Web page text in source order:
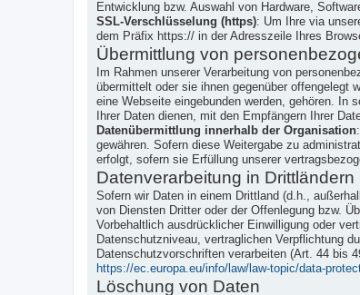
Entwicklung bzw. Auswahl von Hardware,
SSL-Verschlüsselung (https): Um Ihre via
dem Präfix https:// in der Adresszeile Ihres
Übermittlung von
Im Rahmen unserer Verarbeitung von
übermittelt oder sie ihnen gegenüber offengelegt
eine Webseite eingebunden werden, gehören. In
Ihrer Daten dienen, mit den Empfängern Ihrer
Datenübermittlung innerhalb der Organisation
gewähren. Sofern diese Weitergabe zu
erfolgt, sofern sie Erfüllung unserer
Datenverarbeitung in Drittländern
Sofern wir Daten in einem Drittland (d.h.,
von Diensten Dritter oder der Offenlegung bzw.
Vorbehaltlich ausdrücklicher Einwilligung oder
Datenschutzniveau, vertraglichen Verpflichtung
Datenschutzvorschriften verarbeiten (Art. 44 bis
https://ec.europa.eu/info/law/law-topic/data-
Löschung von Daten